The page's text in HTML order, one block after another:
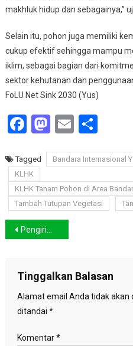
makhluk hidup dan sebagainya,”
Selain itu, pohon juga memiliki
cukup efektif sehingga mampu
iklim, sebagai bagian dari
sektor kehutanan dan
FoLU Net Sink 2030 (Yus)
Facebook
Mastodon
EmailShare
Tagged Bandara Internasional
KLHK
KLHK Tanam Pohon di Area
Tambah Tutupan Vegetasi
Navigasi
Pengiriman Ilegal 787 Ekor Satwa Liar Burung dari Way Kanan ke Jakarta Berhasil Digagalkan
Tinggalkan Balasan
Alamat email Anda tidak akan
ditandai *
Komentar*